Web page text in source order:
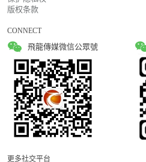
版权条款
CONNECT
飛龍傳媒微信公眾號
更多社交平台